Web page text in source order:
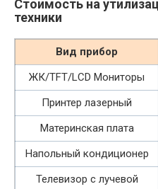
Стоимость на
техники
Вид прибор
ЖК/TFT/LCD Мониторы
Принтер лазерный
Материнская плата
Напольный кондиционер
Телевизор с лучевой